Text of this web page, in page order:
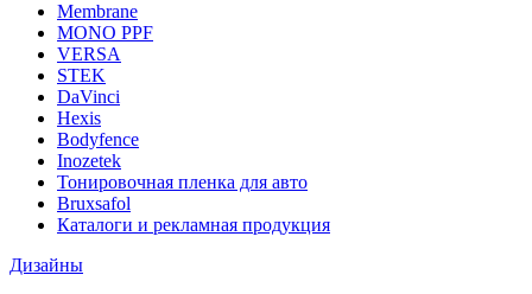
Membrane
MONO PPF
VERSA
STEK
DaVinci
Hexis
Bodyfence
Inozetek
Тонировочная пленка для авто
Bruxsafol
Каталоги и рекламная продукция
Дизайны